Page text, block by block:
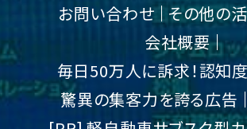
お問い合わせ
その他の
会社概要
毎日50万人に訴求！認知
驚異の集客力を誇る広告